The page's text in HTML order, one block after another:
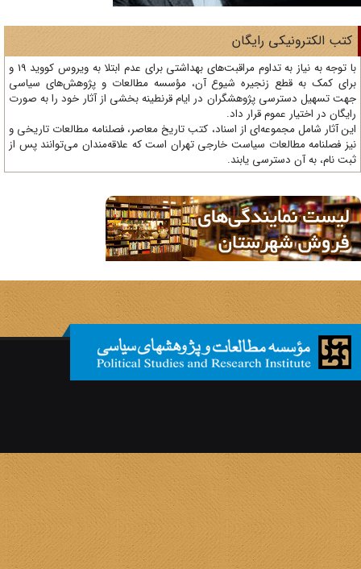
الکترونیکی رایگان
با توجه به نیاز به تداوم مراقبت‌های بهداشتی برای عدم ابتلا به ویروس کووید 19 و
کمک به قطع زنجیره شیوع آن، مؤسسه مطالعات و پژوهش‌های سیاسی
تسهیل دسترسی پژوهشگران در ایام قرنطینه بخشی از آثار خود را به صورت
در اختیار عموم قرار داد.
آثار شامل مجموعه‌ای از اسناد، کتب تاریخ معاصر، فصلنامه‌ مطالعات تاریخی و
فصلنامه مطالعات سیاست خارجی تهران است که علاقه‌مندان می‌توانند پس از
نام، به آن دسترسی یابند.